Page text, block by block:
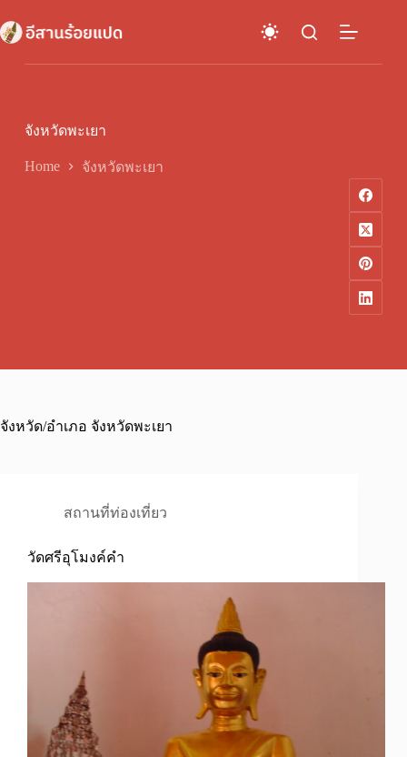
to
content
จังหวัดพะเยา
Home จังหวัดพะเยา
จังหวัด/อำเภอ จังหวัดพะเยา
สถานที่ท่องเที่ยว
วัดศรีอุโมงค์คำ